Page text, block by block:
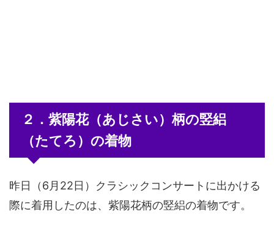
２．紫陽花（あじさい）柄の竪絽
（たてろ）の着物
昨日（6月22日）クラシックコンサートに出かける
際に着用したのは、紫陽花柄の竪絽の着物です。